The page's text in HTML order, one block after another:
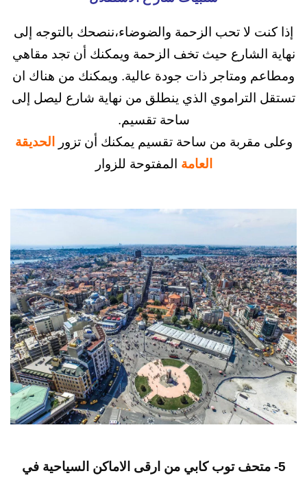
لا تحب الزحمة والضوضاء،ننصحك بالتوجه إلى
حيث تخف الزحمة ويمكنك أن تجد مقاهي
ومتاجر ذات جودة عالية. ويمكنك من هناك ان
الذي ينطلق من نهاية شارع ليصل إلى
ساحة تقسيم.
من ساحة تقسيم يمكنك أن تزورالحديقة
المفتوحة للزوار
توب كابي من ارقى الاماكن السياحية في